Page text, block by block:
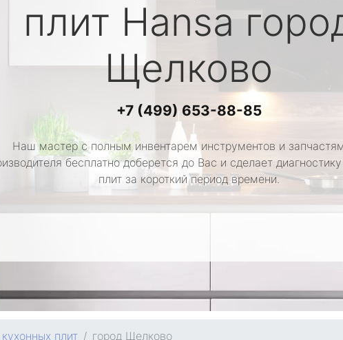
плит Hansa
Щелково
+7 (499) 653-88-85
Наш мастер с полным инвентарем инструментов и
бесплатно доберется до Вас и сделает
плит за короткий период времени.
плит город Щелково